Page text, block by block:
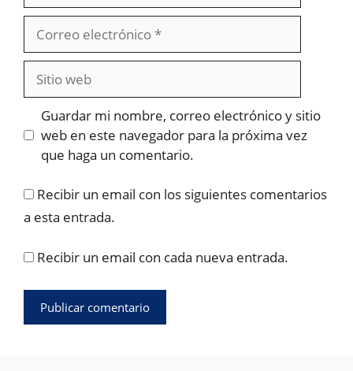
electrónico
Sitio
web
Guardar mi nombre, correo electrónico y sitio
web en este navegador para la próxima vez
que haga un comentario.
Recibir un email con los siguientes comentarios
a esta entrada.
Recibir un email con cada nueva entrada.